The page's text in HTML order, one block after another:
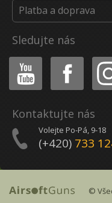
Platba a doprava
Sledujte nás
Youtube Facebook
Kontaktujte nás
Volejte Po-Pá, 9-18
(+420) 733
©